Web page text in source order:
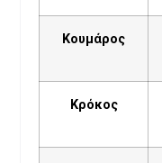
Κουμάρος
Κρόκος